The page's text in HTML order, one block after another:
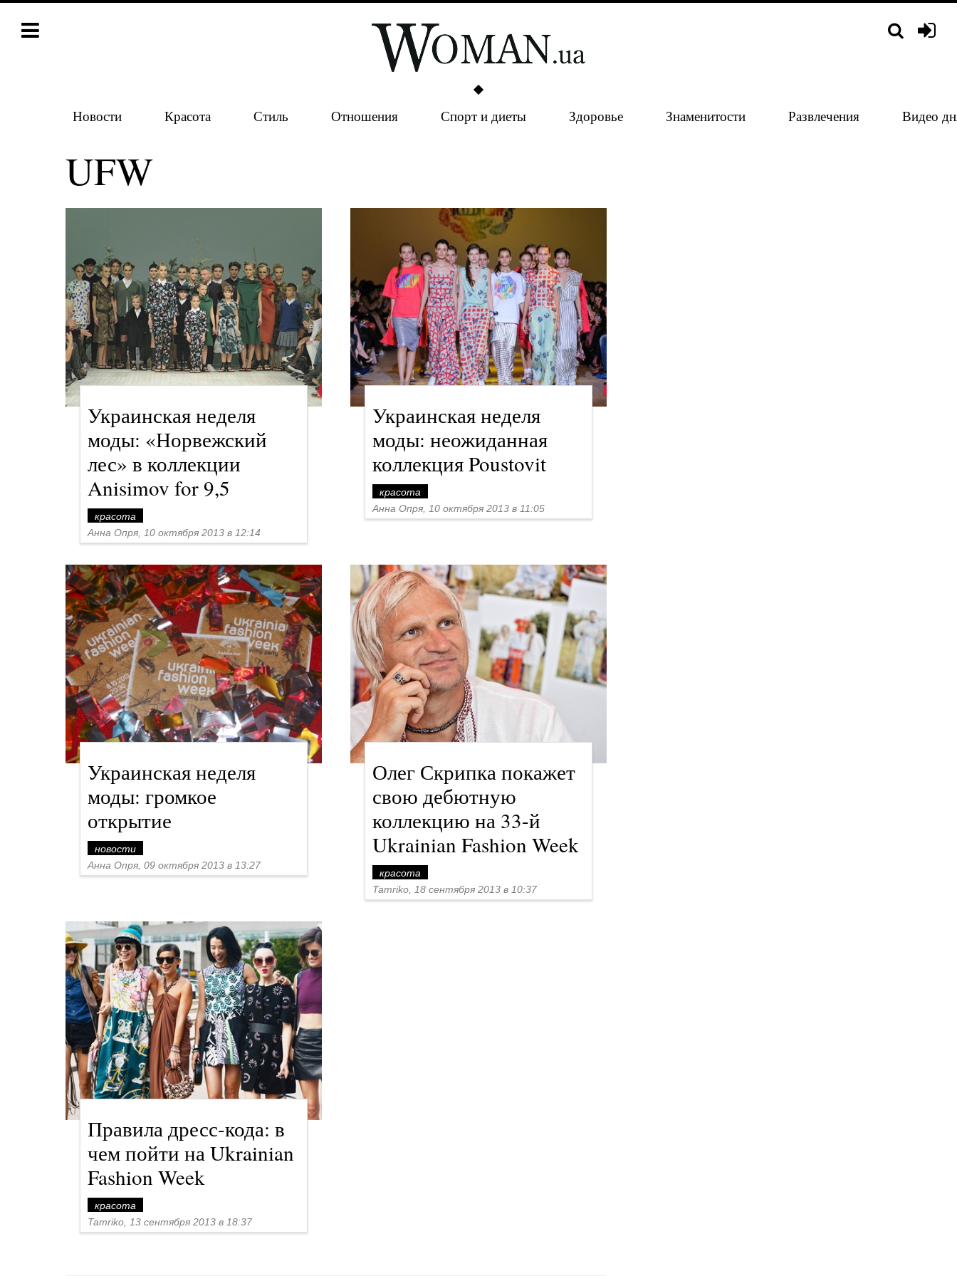
Новости Красота Стиль Отношения Спорт и диеты Здоровье Знаменитости Развлечения Видео
UFW
Украинская неделя
моды: «Норвежский
лес» в коллекции
Anisimov for 9,5
красота
Анна Опря, 10 октября 2013 в 12:14
Украинская неделя
моды: неожиданная
коллекция Poustovit
красота
Анна Опря, 10 октября 2013 в 11:05
Украинская неделя
моды: громкое
открытие
новости
Анна Опря, 09 октября 2013 в 13:27
Олег Скрипка покажет
свою дебютную
коллекцию на 33-й
Ukrainian Fashion Week
красота
Tamriko, 18 сентября 2013 в 10:37
Правила дресс-кода: в
чем пойти на Ukrainian
Fashion Week
красота
Tamriko, 13 сентября 2013 в 18:37